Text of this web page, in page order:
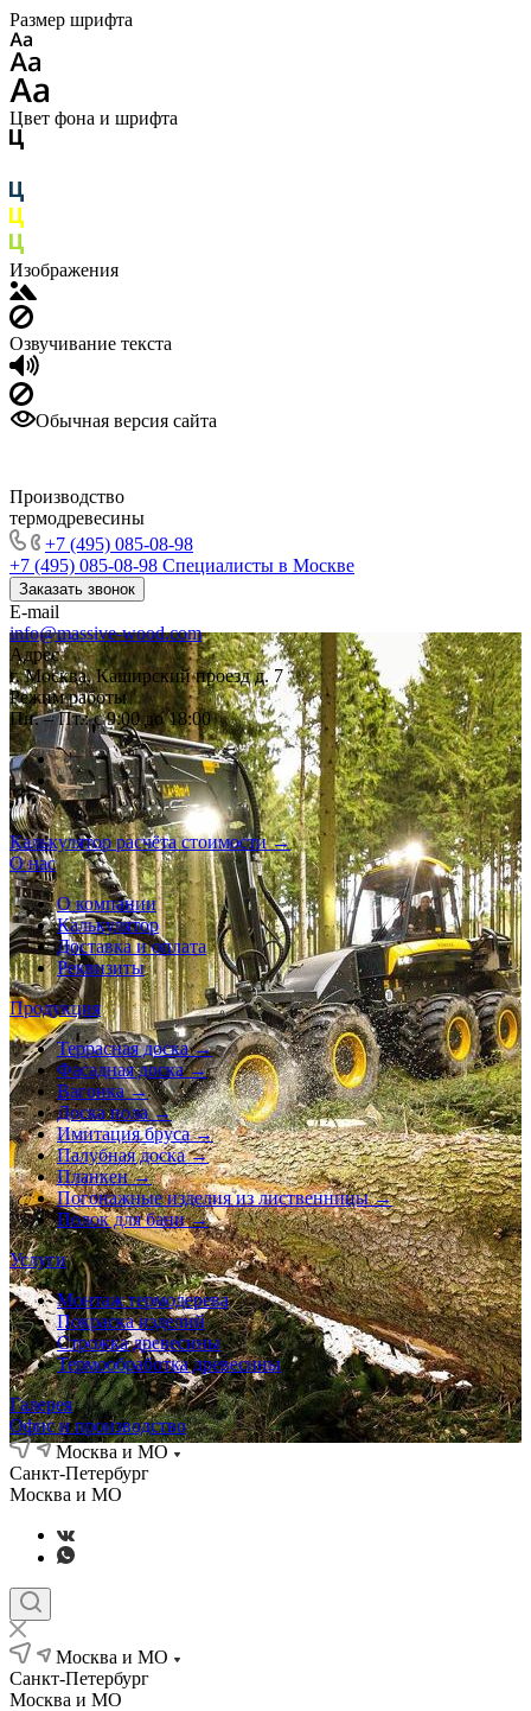
Размер шрифта
Цвет фона и шрифта
Изображения
Озвучивание текста
Обычная версия сайта
Производство
термодревесины
+7 (495) 085-08-98
+7 (495) 085-08-98 Специалисты в Москве
Заказать звонок
E-mail
info@massive-wood.com
Адрес
г. Москва, Каширский проезд д. 7
Режим работы
Пн. – Пт.: с 9:00 до 18:00
Калькулятор расчёта стоимости →
О нас
О компании
Калькулятор
Доставка и оплата
Реквизиты
Продукция
Террасная доска →
Фасадная доска →
Вагонка →
Доска пола →
Имитация бруса →
Палубная доска →
Планкен →
Погонажные изделия из лиственницы →
Полок для бани →
Услуги
Монтаж термодерева
Покраска изделий
Строжка древесины
Термообработка древесины
Галерея
Офис и производство
Москва и МО
Санкт-Петербург
Москва и МО
Москва и МО
Санкт-Петербург
Москва и МО